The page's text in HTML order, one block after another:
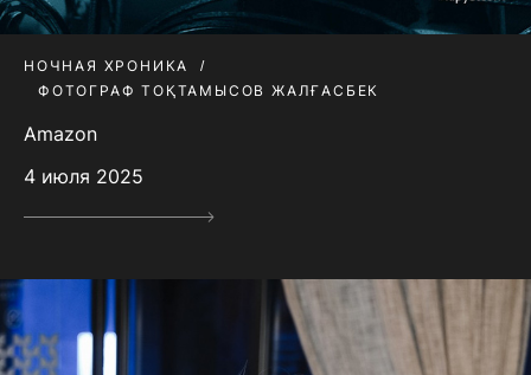
НОЧНАЯ ХРОНИКА
ФОТОГРАФ ТОҚТАМЫСОВ ЖАЛҒАСБЕК
Amazon
4 июля 2025